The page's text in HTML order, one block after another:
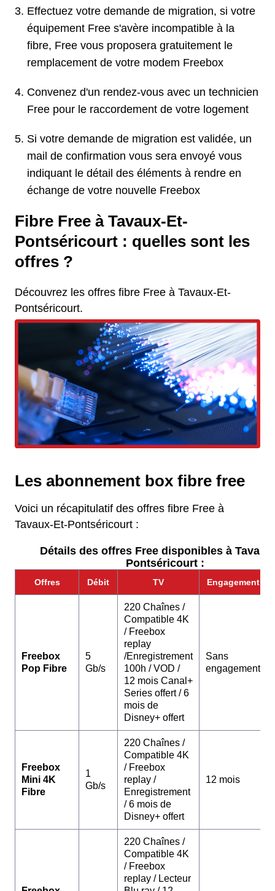
Effectuez votre demande de migration, si votre
équipement Free s'avère incompatible à la
fibre, Free vous proposera gratuitement le
remplacement de votre modem Freebox
Convenez d'un rendez-vous avec un technicien
Free pour le raccordement de votre logement
Si votre demande de migration est validée, un
mail de confirmation vous sera envoyé vous
indiquant le détail des éléments à rendre en
échange de votre nouvelle Freebox
Fibre Free à Tavaux-Et-
Pontséricourt : quelles sont les
offres ?
Découvrez les offres fibre Free à Tavaux-Et-
Pontséricourt.
Les abonnement box fibre free
Voici un récapitulatif des offres fibre Free à
Tavaux-Et-Pontséricourt :
Détails des offres Free disponibles à
Pontséricourt :
Offres Débit TV Engagement
Freebox
Pop Fibre
5
Gb/s
220 Chaînes /
Compatible 4K
/ Freebox
replay
/Enregistrement
100h / VOD /
12 mois Canal+
Series offert / 6
mois de
Disney+ offert
Sans
engagement
Freebox
Mini 4K
Fibre
1
Gb/s
220 Chaînes /
Compatible 4K
/ Freebox
replay /
Enregistrement
/ 6 mois de
Disney+ offert
12 mois
220 Chaînes /
Compatible 4K
/ Freebox
replay / Lecteur